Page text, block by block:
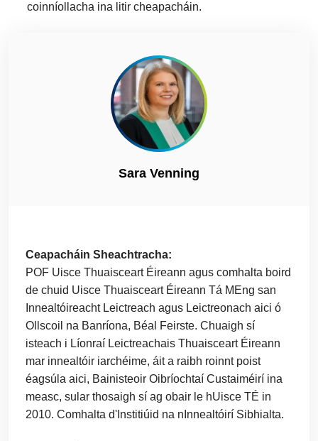
coinníollacha ina litir cheapacháin.
Sara Venning
Ceapacháin Sheachtracha:
POF Uisce Thuaisceart Éireann agus comhalta boird
de chuid Uisce Thuaisceart Éireann Tá MEng san
Innealtóireacht Leictreach agus Leictreonach aici ó
Ollscoil na Banríona, Béal Feirste. Chuaigh sí
isteach i Líonraí Leictreachais Thuaisceart Éireann
mar innealtóir iarchéime, áit a raibh roinnt poist
éagsúla aici, Bainisteoir Oibríochtaí Custaiméirí ina
measc, sular thosaigh sí ag obair le hUisce TÉ in
2010. Comhalta d'Institiúid na nInnealtóirí Sibhialta.